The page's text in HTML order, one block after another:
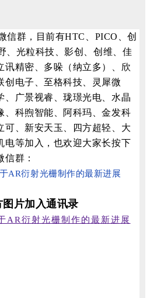
信群，目前有HTC、PICO、创
、光粒科技、影创、创维、佳
讯精密、多哚（纳立多）、欣
创电子、至格科技、灵犀微
、广景视睿、珑璟光电、水晶
、科煦智能、阿科玛、金发科
可、新安天玉、四方超轻、大
电等加入，也欢迎大家长按下
群：
图片加入通讯录